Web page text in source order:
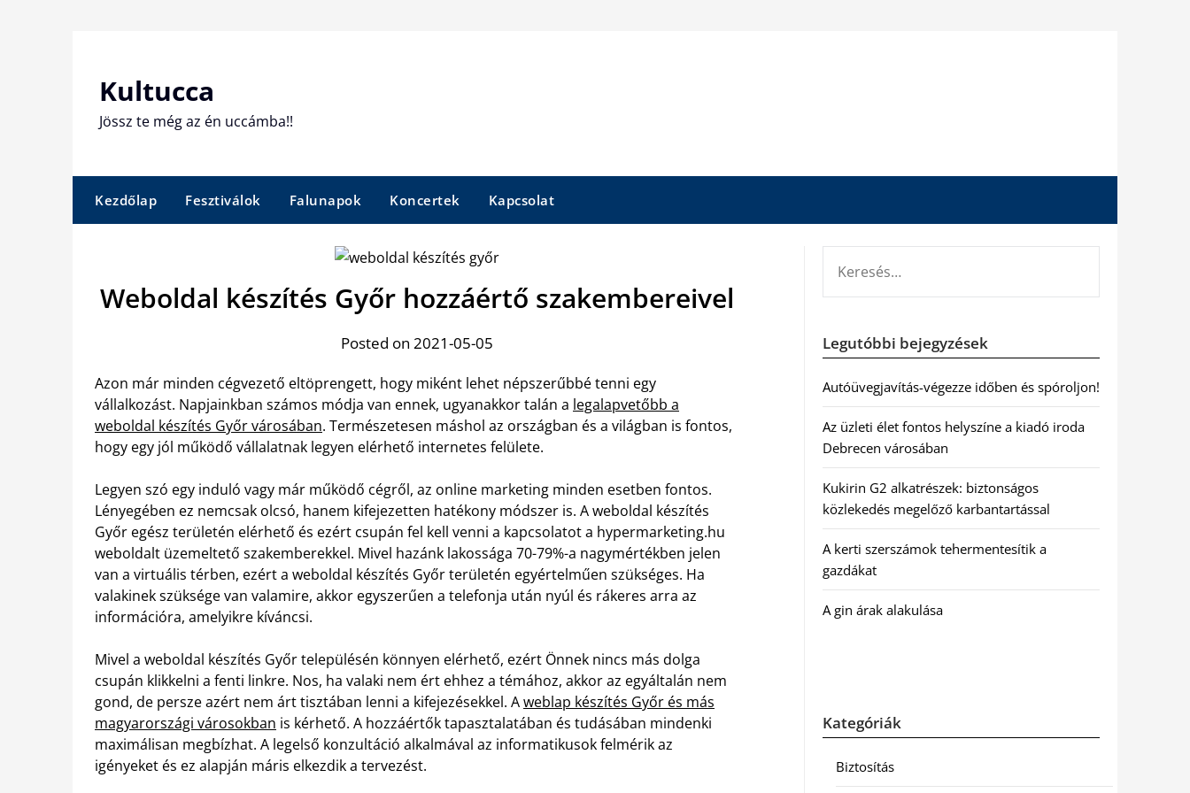
Kultucca
Jössz te még az én uccámba!!
Kezdőlap Fesztiválok Falunapok Koncertek Kapcsolat
Weboldal készítés Győr hozzáértő szakembereivel
Posted on 2021-05-05
Azon már minden cégvezető eltöprengett, hogy miként lehet népszerűbbé tenni egy
vállalkozást. Napjainkban számos módja van ennek, ugyanakkor talán a legalapvetőbb a
weboldal készítés Győr városában. Természetesen máshol az országban és a világban is fontos,
hogy egy jól működő vállalatnak legyen elérhető internetes felülete.
Legyen szó egy induló vagy már működő cégről, az online marketing minden esetben fontos.
Lényegében ez nemcsak olcsó, hanem kifejezetten hatékony módszer is. A weboldal készítés
Győr egész területén elérhető és ezért csupán fel kell venni a kapcsolatot a hypermarketing.hu
weboldalt üzemeltető szakemberekkel. Mivel hazánk lakossága 70-79%-a nagymértékben jelen
van a virtuális térben, ezért a weboldal készítés Győr területén egyértelműen szükséges. Ha
valakinek szüksége van valamire, akkor egyszerűen a telefonja után nyúl és rákeres arra az
információra, amelyikre kíváncsi.
Mivel a weboldal készítés Győr településén könnyen elérhető, ezért Önnek nincs más dolga
csupán klikkelni a fenti linkre. Nos, ha valaki nem ért ehhez a témához, akkor az egyáltalán nem
gond, de persze azért nem árt tisztában lenni a kifejezésekkel. Aweblap készítés Győr és más
magyarországi városokban is kérhető. A hozzáértők tapasztalatában és tudásában mindenki
maximálisan megbízhat. A legelső konzultáció alkalmával az informatikusok felmérik az
igényeket és ez alapján máris elkezdik a tervezést.
Legutóbbi bejegyzések
Autóüvegjavítás-végezze időben és spóroljon!
Az üzleti élet fontos helyszíne a kiadó iroda
Debrecen városában
Kukirin G2 alkatrészek: biztonságos
közlekedés megelőző karbantartással
A kerti szerszámok tehermentesítik a
gazdákat
A gin árak alakulása
Kategóriák
Biztosítás